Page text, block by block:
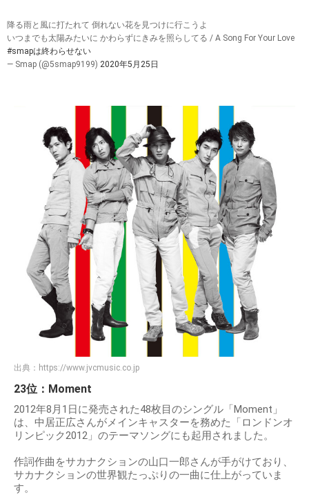
降る雨と風に打たれて 倒れない花を見つけに行こうよ
いつまでも太陽みたいに かわらずにきみを照らしてる / A Song For Your Love
#smapは終わらせない
— Smap (@5smap9199) 2020年5月25日
出典： https://www.jvcmusic.co.jp
23位：Moment
2012年8月1日に発売された48枚目のシングル「Moment」
は、中居正広さんがメインキャスターを務めた「ロンドンオ
リンピック2012」のテーマソングにも起用されました。
作詞作曲をサカナクションの山口一郎さんが手がけており、
サカナクションの世界観たっぷりの一曲に仕上がっていま
す。